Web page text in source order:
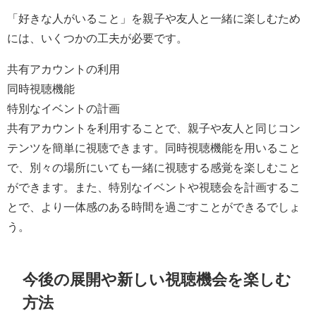
「好きな人がいること」を親子や友人と一緒に楽しむため
には、いくつかの工夫が必要です。
共有アカウントの利用
同時視聴機能
特別なイベントの計画
共有アカウントを利用することで、親子や友人と同じコン
テンツを簡単に視聴できます。同時視聴機能を用いること
で、別々の場所にいても一緒に視聴する感覚を楽しむこと
ができます。また、特別なイベントや視聴会を計画するこ
とで、より一体感のある時間を過ごすことができるでしょ
う。
今後の展開や新しい視聴機会を楽しむ
方法